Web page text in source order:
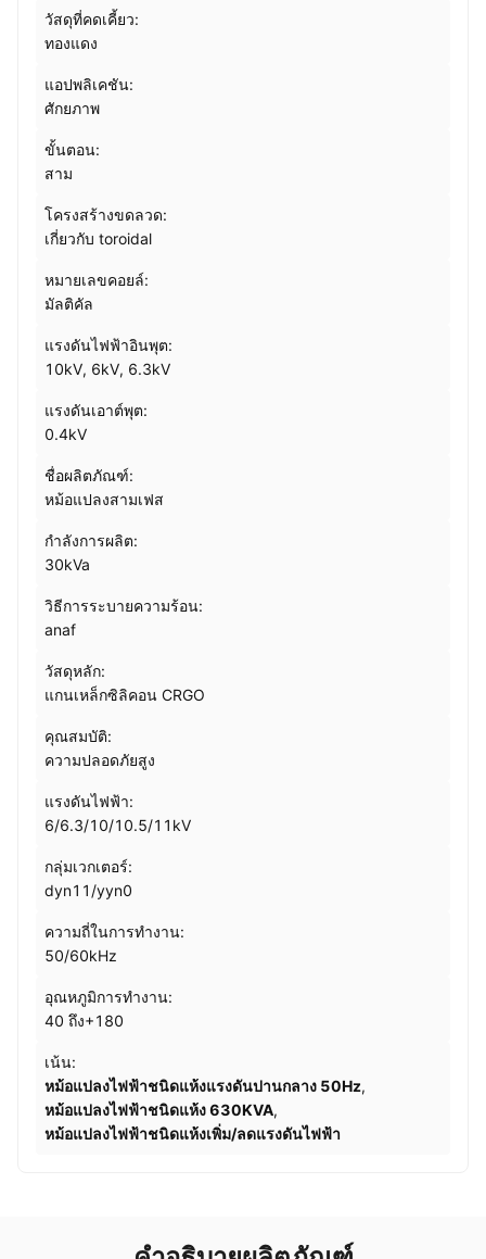
วัสดุที่คดเคี้ยว:
ทองแดง
แอปพลิเคชัน:
ศักยภาพ
ขั้นตอน:
สาม
โครงสร้างขดลวด:
เกี่ยวกับ toroidal
หมายเลขคอยล์:
มัลติคัล
แรงดันไฟฟ้าอินพุต:
10kV, 6kV, 6.3kV
แรงดันเอาต์พุต:
0.4kV
ชื่อผลิตภัณฑ์:
หม้อแปลงสามเฟส
กำลังการผลิต:
30kVa
วิธีการระบายความร้อน:
anaf
วัสดุหลัก:
แกนเหล็กซิลิคอน CRGO
คุณสมบัติ:
ความปลอดภัยสูง
แรงดันไฟฟ้า:
6/6.3/10/10.5/11kV
กลุ่มเวกเตอร์:
dyn11/yyn0
ความถี่ในการทำงาน:
50/60kHz
อุณหภูมิการทำงาน:
40 ถึง+180
เน้น:
หม้อแปลงไฟฟ้าชนิดแห้งแรงดันปานกลาง 50Hz,
หม้อแปลงไฟฟ้าชนิดแห้ง 630KVA,
หม้อแปลงไฟฟ้าชนิดแห้งเพิ่ม/ลดแรงดันไฟฟ้า